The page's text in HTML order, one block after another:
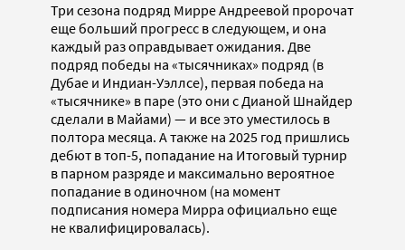
Три сезона подряд Мирре Андреевой пророчат
еще больший прогресс в следующем, и она
каждый раз оправдывает ожидания. Две
подряд победы на «тысячниках» подряд (в
Дубае и Индиан-Уэллсе), первая победа на
«тысячнике» в паре (это они с Дианой Шнайдер
сделали в Майами) — и все это уместилось в
полтора месяца. А также на 2025 год пришлись
дебют в топ-5, попадание на Итоговый турнир
в парном разряде и максимально вероятное
попадание в одиночном (на момент
подписания номера Мирра официально еще
не квалифицировалась).